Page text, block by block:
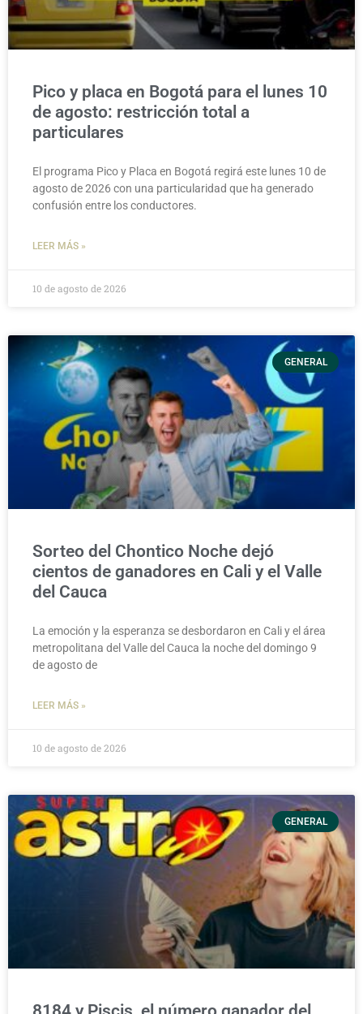
Pico y placa en Bogotá para el lunes 10
de agosto: restricción total a
particulares
El programa Pico y Placa en Bogotá regirá este lunes 10 de
agosto de 2026 con una particularidad que ha generado
confusión entre los conductores.
LEER MÁS »
10 de agosto de 2026
GENERAL
Sorteo del Chontico Noche dejó
cientos de ganadores en Cali y el Valle
del Cauca
La emoción y la esperanza se desbordaron en Cali y el área
metropolitana del Valle del Cauca la noche del domingo 9
de agosto de
LEER MÁS »
10 de agosto de 2026
GENERAL